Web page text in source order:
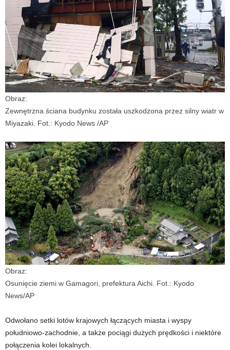
Obraz:
Zewnętrzna ściana budynku została uszkodzona przez silny wiatr w
Miyazaki. Fot.: Kyodo News /AP
Obraz:
Osunięcie ziemi w Gamagori, prefektura Aichi. Fot.: Kyodo
News/AP
Odwołano setki lotów krajowych łączących miasta i wyspy
południowo-zachodnie, a także pociągi dużych prędkości i niektóre
połączenia kolei lokalnych.